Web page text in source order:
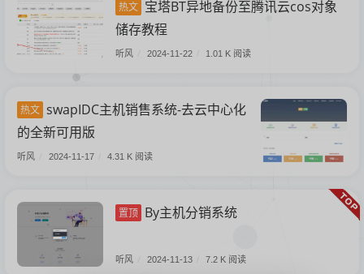
热文 宝塔BT异地备份至腾讯云cos对象
储存教程
听风 2024-11-22 1.01 K 阅读
热文 swapIDC主机销售系统-去云中心化
的全新可用版
听风 2024-11-17 4.31 K 阅读
置顶 By主机分销系统
听风 2024-11-13 7.2 K 阅读